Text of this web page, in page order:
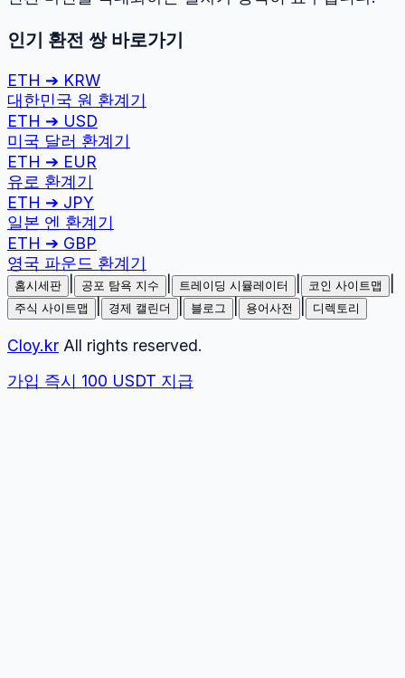
인기 환전 쌍 바로가기
ETH ➔ KRW
대한민국 원 환계기
ETH ➔ USD
미국 달러 환계기
ETH ➔ EUR
유로 환계기
ETH ➔ JPY
일본 엔 환계기
ETH ➔ GBP
영국 파운드 환계기
홈시세판 공포 탐욕 지수 트레이딩 시뮬레이터 코인 사이트맵
주식 사이트맵 경제 캘린더 블로그 용어사전 디렉토리
Cloy.kr All rights reserved.
가입 즉시 100 USDT 지급